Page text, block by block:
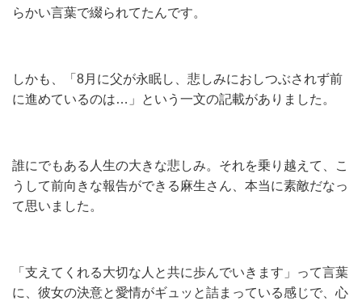
らかい言葉で綴られてたんです。
しかも、「8月に父が永眠し、悲しみにおしつぶされず前
に進めているのは…」という一文の記載がありました。
誰にでもある人生の大きな悲しみ。それを乗り越えて、こ
うして前向きな報告ができる麻生さん、本当に素敵だなっ
て思いました。
「支えてくれる大切な人と共に歩んでいきます」って言葉
に、彼女の決意と愛情がギュッと詰まっている感じで、心